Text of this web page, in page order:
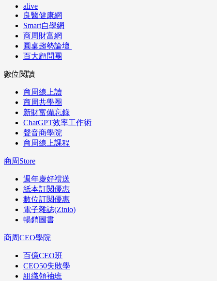
alive
良醫健康網
Smart自學網
商周財富網
圓桌趨勢論壇
百大顧問團
數位閱讀
商周線上讀
商周共學圈
新財富備忘錄
ChatGPT效率工作術
聲音商學院
商周線上課程
商周Store
週年慶好禮送
紙本訂閱優惠
數位訂閱優惠
電子雜誌(Zinio)
暢銷圖書
商周CEO學院
百億CEO班
CEO50失敗學
組織領袖班